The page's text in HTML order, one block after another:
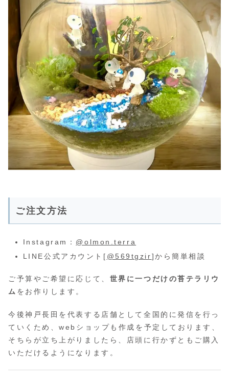
ご注文方法
Instagram： @olmon.terra
LINE公式アカウント[ @569tgzir]から簡単相談
ご予算やご希望に応じて、 世界に一つだけの苔テラリウ
ム をお作りします。
今後神戸長田を代表する店舗として全国的に発信を行っ
ていくため、webショップも作成を予定しております、
そちらが立ち上がりましたら、店頭に行かずともご購入
いただけるようになります。